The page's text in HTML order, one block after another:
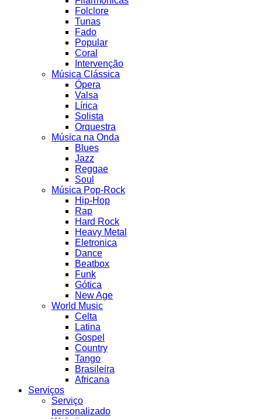
Folclore
Tunas
Fado
Popular
Coral
Intervenção
Música Clássica
Ópera
Valsa
Lírica
Solista
Orquestra
Música na Onda
Blues
Jazz
Reggae
Soul
Música Pop-Rock
Hip-Hop
Rap
Hard Rock
Heavy Metal
Eletronica
Dance
Beatbox
Funk
Gótica
New Age
World Music
Celta
Latina
Gospel
Country
Tango
Brasileira
Africana
Serviços
Serviço
personalizado